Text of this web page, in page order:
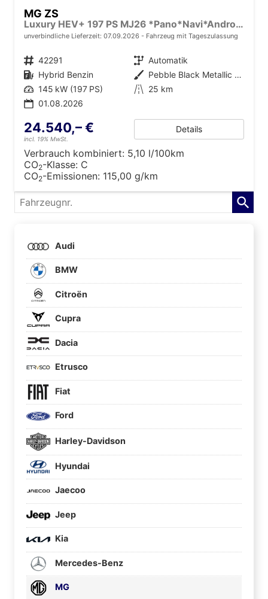
MG ZS
Luxury HEV+ 197 PS MJ26 *Pano*Navi*Android Auto*SHZ*360°*Kunstleder*Klimaauto*ACC
unverbindliche Lieferzeit: 07.09.2026 Fahrzeug mit Tageszulassung
Fahrzeugnr. 42291 Getriebe Automatik
Kraftstoff Hybrid Benzin Außenfarbe
Pebble Black Metallic [PBC]
Leistung 145 kW (197 PS) Kilometerstand 25 km
01.08.2026
24.540,– €
incl. 19% MwSt.
Details
Verbrauch kombiniert: 5,10 l/100km
CO2-Klasse: C
CO2-Emissionen: 115,00 g/km
Fahrzeugnr.
Audi
BMW
Citroën
Cupra
Dacia
Etrusco
Fiat
Ford
Harley-Davidson
Hyundai
Jaecoo
Jeep
Kia
Mercedes-Benz
MG